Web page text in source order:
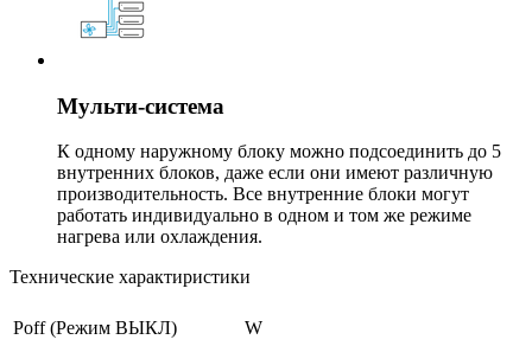
Мульти-система
К одному наружному блоку можно подсоединить до 5
внутренних блоков, даже если они имеют различную
производительность. Все внутренние блоки могут
работать индивидуально в одном и том же режиме
нагрева или охлаждения.
Технические характиристики
Poff (Режим ВЫКЛ)
W